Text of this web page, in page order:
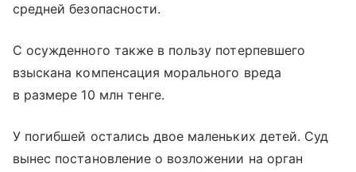
средней безопасности.
С осужденного также в пользу потерпевшего
взыскана компенсация морального вреда
в размере 10 млн тенге.
У погибшей остались двое маленьких детей. Суд
вынес постановление о возложении на орган